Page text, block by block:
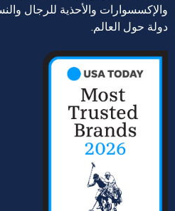
دولة حول العالم.